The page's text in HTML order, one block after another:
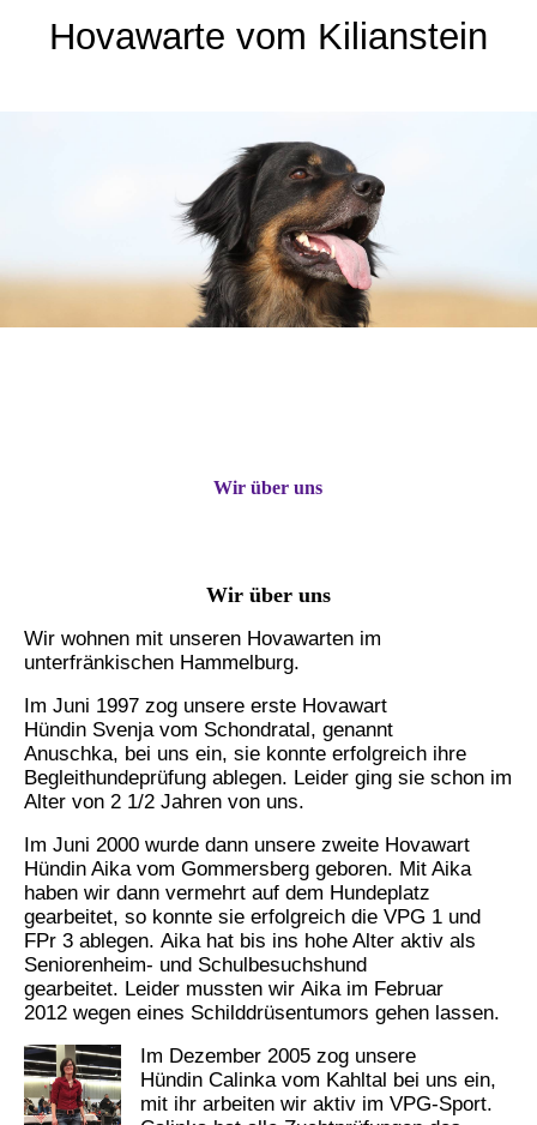
Hovawarte vom Kilianstein
Wir über uns
Wir über uns
Wir wohnen mit unseren Hovawarten im
unterfränkischen Hammelburg.
Im Juni 1997 zog unsere erste Hovawart
Hündin Svenja vom Schondratal, genannt
Anuschka, bei uns ein, sie konnte erfolgreich ihre
Begleithundeprüfung ablegen. Leider ging sie schon im
Alter von 2 1/2 Jahren von uns.
Im Juni 2000 wurde dann unsere zweite Hovawart
Hündin Aika vom Gommersberg geboren. Mit Aika
haben wir dann vermehrt auf dem Hundeplatz
gearbeitet, so konnte sie erfolgreich die VPG 1 und
FPr 3 ablegen. Aika hat bis ins hohe Alter aktiv als
Seniorenheim- und Schulbesuchshund
gearbeitet. Leider mussten wir Aika im Februar
2012 wegen eines Schilddrüsentumors gehen lassen.
Im Dezember 2005 zog unsere
Hündin Calinka vom Kahltal bei uns ein,
mit ihr arbeiten wir aktiv im VPG-Sport.